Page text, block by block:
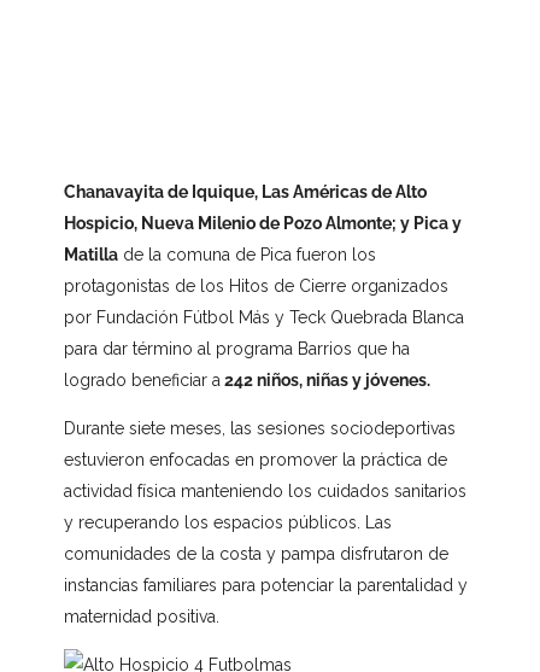
Chanavayita de Iquique, Las Américas de Alto
Hospicio, Nueva Milenio de Pozo Almonte; y Pica y
Matillade la comuna de Pica fueron los
protagonistas de los Hitos de Cierre organizados
por Fundación Fútbol Más y Teck Quebrada Blanca
para dar término al programa Barrios que ha
logrado beneficiar a 242 niños, niñas y jóvenes.
Durante siete meses, las sesiones sociodeportivas
estuvieron enfocadas en promover la práctica de
actividad física manteniendo los cuidados sanitarios
y recuperando los espacios públicos. Las
comunidades de la costa y pampa disfrutaron de
instancias familiares para potenciar la parentalidad y
maternidad positiva.